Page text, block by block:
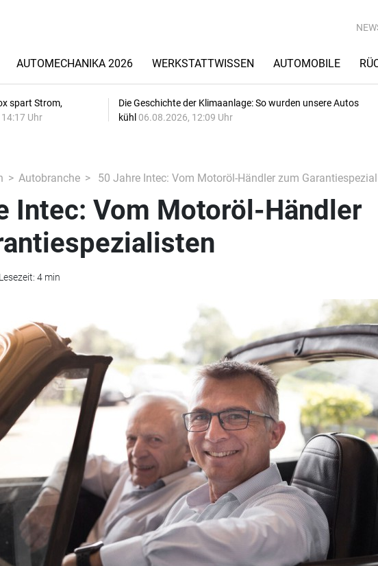
AUTOMECHANIKA 2026 WERKSTATTWISSEN AUTOMOBILE
spart Strom,
Uhr
Die Geschichte der Klimaanlage: So wurden unsere Autos
kühl 06.08.2026, 12:09 Uhr
Autobranche 50 Jahre Intec: Vom Motoröl-Händler zum
Intec: Vom Motoröl-Händler
4 min